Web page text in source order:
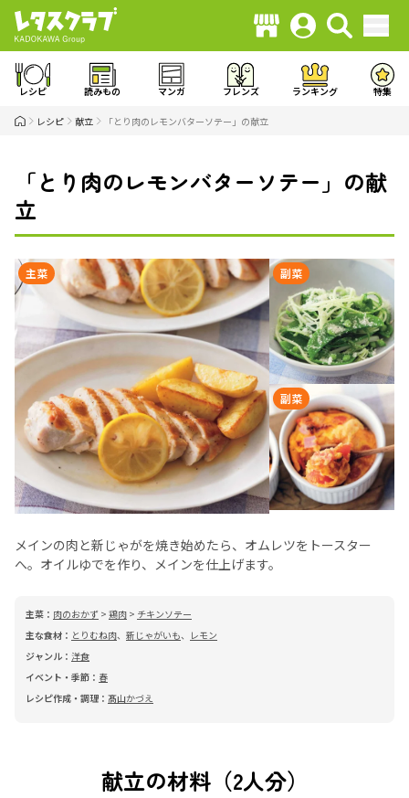
レシピ 読みもの マンガ フレンズ ランキング 特集
レシピ 献立 「とり肉のレモンバターソテー」の献立
「とり肉のレモンバターソテー」の献
立
主菜 副菜
副菜
メインの肉と新じゃがを焼き始めたら、オムレツをトースター
へ。オイルゆでを作り、メインを仕上げます。
主菜： 肉のおかず > 鶏肉 > チキンソテー
主な食材： とりむね肉、 新じゃがいも、
レモン
ジャンル： 洋食
イベント・季節： 春
レシピ作成・調理： 髙山かづえ
献立の材料（2人分）